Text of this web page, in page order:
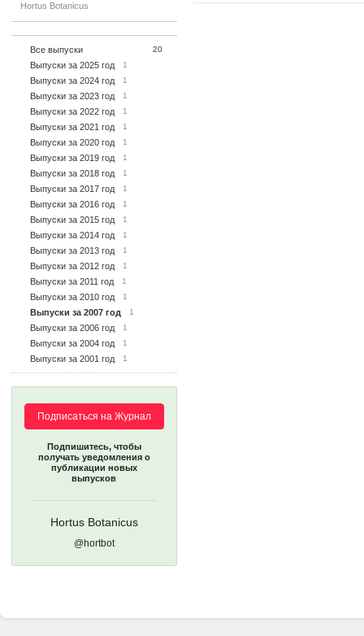
Hortus Botanicus
Все выпуски 20
Выпуски за 2025 год 1
Выпуски за 2024 год 1
Выпуски за 2023 год 1
Выпуски за 2022 год 1
Выпуски за 2021 год 1
Выпуски за 2020 год 1
Выпуски за 2019 год 1
Выпуски за 2018 год 1
Выпуски за 2017 год 1
Выпуски за 2016 год 1
Выпуски за 2015 год 1
Выпуски за 2014 год 1
Выпуски за 2013 год 1
Выпуски за 2012 год 1
Выпуски за 2011 год 1
Выпуски за 2010 год 1
Выпуски за 2007 год 1
Выпуски за 2006 год 1
Выпуски за 2004 год 1
Выпуски за 2001 год 1
Подписаться на Журнал
Подпишитесь, чтобы
получать уведомления о
публикации новых
выпусков
Hortus Botanicus
@hortbot